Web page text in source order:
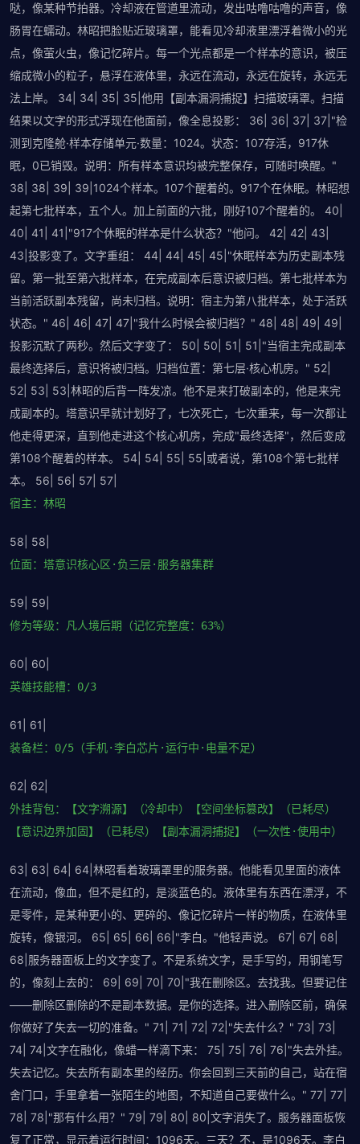
哒，像某种节拍器。冷却液在管道里流动，发出咕噜咕噜的声音，像
肠胃在蠕动。林昭把脸贴近玻璃罩，能看见冷却液里漂浮着微小的光
点，像萤火虫，像记忆碎片。每一个光点都是一个样本的意识，被压
缩成微小的粒子，悬浮在液体里，永远在流动，永远在旋转，永远无
法上岸。 34| 34| 35| 35|他用【副本漏洞捕捉】扫描玻璃罩。扫描
结果以文字的形式浮现在他面前，像全息投影： 36| 36| 37| 37|"检
测到克隆舱·样本存储单元·数量：1024。状态：107存活，917休
眠，0已销毁。说明：所有样本意识均被完整保存，可随时唤醒。"
38| 38| 39| 39|1024个样本。107个醒着的。917个在休眠。林昭想
起第七批样本，五个人。加上前面的六批，刚好107个醒着的。 40|
40| 41| 41|"917个休眠的样本是什么状态？"他问。 42| 42| 43|
43|投影变了。文字重组： 44| 44| 45| 45|"休眠样本为历史副本残
留。第一批至第六批样本，在完成副本后意识被归档。第七批样本为
当前活跃副本残留，尚未归档。说明：宿主为第八批样本，处于活跃
状态。" 46| 46| 47| 47|"我什么时候会被归档？" 48| 48| 49| 49|
投影沉默了两秒。然后文字变了： 50| 50| 51| 51|"当宿主完成副本
最终选择后，意识将被归档。归档位置：第七层·核心机房。" 52|
52| 53| 53|林昭的后背一阵发凉。他不是来打破副本的，他是来完
成副本的。塔意识早就计划好了，七次死亡，七次重来，每一次都让
他走得更深，直到他走进这个核心机房，完成"最终选择"，然后变成
第108个醒着的样本。 54| 54| 55| 55|或者说，第108个第七批样
本。 56| 56| 57| 57|
宿主：林昭
58| 58|
位面：塔意识核心区·负三层·服务器集群
59| 59|
修为等级：凡人境后期（记忆完整度：63%）
60| 60|
英雄技能槽：0/3
61| 61|
装备栏：0/5（手机·李白芯片·运行中·电量不足）
62| 62|
外挂背包：【文字溯源】（冷却中）【空间坐标篡改】（已耗尽）
【意识边界加固】（已耗尽）【副本漏洞捕捉】（一次性·使用中）
63| 63| 64| 64|林昭看着玻璃罩里的服务器。他能看见里面的液体
在流动，像血，但不是红的，是淡蓝色的。液体里有东西在漂浮，不
是零件，是某种更小的、更碎的、像记忆碎片一样的物质，在液体里
旋转，像银河。 65| 65| 66| 66|"李白。"他轻声说。 67| 67| 68|
68|服务器面板上的文字变了。不是系统文字，是手写的，用钢笔写
的，像刻上去的： 69| 69| 70| 70|"我在删除区。去找我。但要记住
——删除区删除的不是副本数据。是你的选择。进入删除区前，确保
你做好了失去一切的准备。" 71| 71| 72| 72|"失去什么？" 73| 73|
74| 74|文字在融化，像蜡一样滴下来： 75| 75| 76| 76|"失去外挂。
失去记忆。失去所有副本里的经历。你会回到三天前的自己，站在宿
舍门口，手里拿着一张陌生的地图，不知道自己要做什么。" 77| 77|
78| 78|"那有什么用？" 79| 79| 80| 80|文字消失了。服务器面板恢
复了正常，显示着运行时间：1096天。三天？不，是1096天。李白